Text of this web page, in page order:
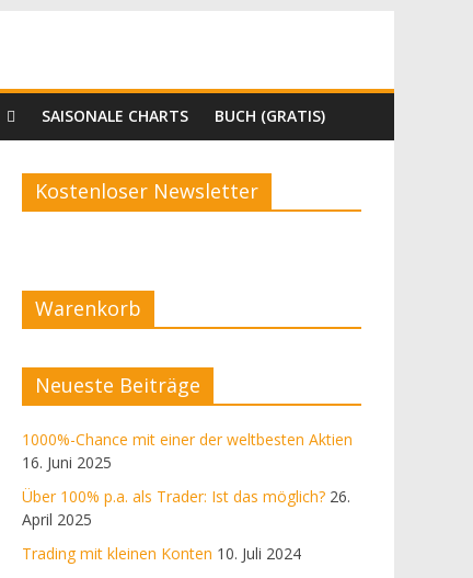
SAISONALE CHARTS BUCH (GRATIS)
Kostenloser Newsletter
Warenkorb
Neueste Beiträge
1000%-Chance mit einer der weltbesten Aktien
16. Juni 2025
Über 100% p.a. als Trader: Ist das möglich? 26.
April 2025
Trading mit kleinen Konten 10. Juli 2024